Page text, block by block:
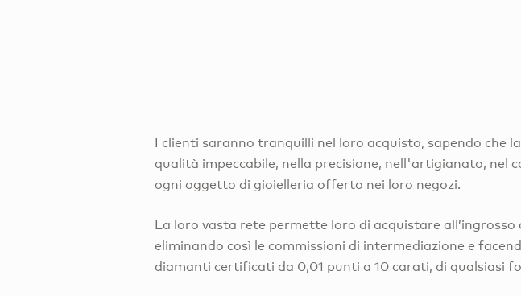
I clienti saranno tranquilli nel loro acquisto, sapendo che
qualità impeccabile, nella precisione, nell'artigianato, nel
ogni oggetto di gioielleria offerto nei loro negozi.
La loro vasta rete permette loro di acquistare
eliminando così le commissioni di intermediazione e
diamanti certificati da 0,01 punti a 10 carati, di qualsiasi